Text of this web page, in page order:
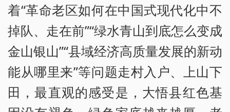
着“革命老区如何在中国式现代化中不
掉队、走在前”“绿水青山到底怎么变成
金山银山”“县域经济高质量发展的新动
能从哪里来”等问题走村入户、上山下
田，最直观的感受是，大悟县红色基